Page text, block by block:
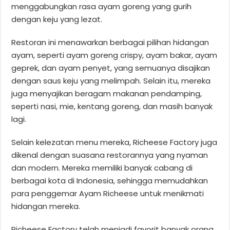
menggabungkan rasa ayam goreng yang gurih
dengan keju yang lezat.
Restoran ini menawarkan berbagai pilihan hidangan
ayam, seperti ayam goreng crispy, ayam bakar, ayam
geprek, dan ayam penyet, yang semuanya disajikan
dengan saus keju yang melimpah. Selain itu, mereka
juga menyajikan beragam makanan pendamping,
seperti nasi, mie, kentang goreng, dan masih banyak
lagi.
Selain kelezatan menu mereka, Richeese Factory juga
dikenal dengan suasana restorannya yang nyaman
dan modern. Mereka memiliki banyak cabang di
berbagai kota di Indonesia, sehingga memudahkan
para penggemar Ayam Richeese untuk menikmati
hidangan mereka.